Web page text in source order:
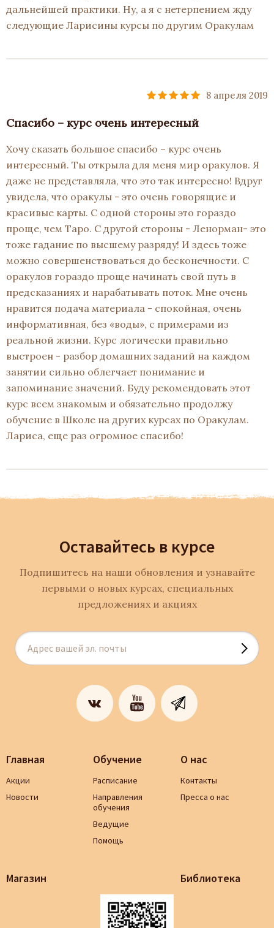
дальнейшей практики. Ну, а я с нетерпением жду
следующие Ларисины курсы по другим Оракулам
8 апреля 2019
Спасибо – курс очень интересный
Хочу сказать большое спасибо – курс очень
интересный. Ты открыла для меня мир оракулов. Я
даже не представляла, что это так интересно! Вдруг
увидела, что оракулы - это очень говорящие и
красивые карты. С одной стороны это гораздо
проще, чем Таро. С другой стороны - Ленорман- это
тоже гадание по высшему разряду! И здесь тоже
можно совершенствоваться до бесконечности. С
оракулов гораздо проще начинать свой путь в
предсказаниях и нарабатывать поток. Мне очень
нравится подача материала - спокойная, очень
информативная, без «воды», с примерами из
реальной жизни. Курс логически правильно
выстроен - разбор домашних заданий на каждом
занятии сильно облегчает понимание и
запоминание значений. Буду рекомендовать этот
курс всем знакомым и обязательно продолжу
обучение в Школе на других курсах по Оракулам.
Лариса, еще раз огромное спасибо!
Оставайтесь в курсе
Подпишитесь на наши обновления и узнавайте
первыми о новых курсах, специальных
предложениях и акциях
Главная
Акции
Новости
Обучение
Расписание
Направления
обучения
Ведущие
Помощь
О нас
Контакты
Пресса о нас
Магазин Библиотека